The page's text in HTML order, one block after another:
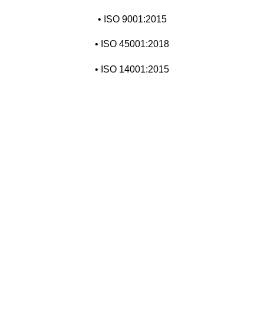
• ISO 9001:2015
• ISO 45001:2018
• ISO 14001:2015